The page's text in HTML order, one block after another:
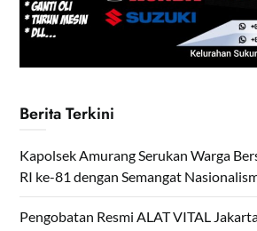
Berita Terkini
Kapolsek Amurang Serukan Warga
RI ke-81 dengan Semangat
Pengobatan Resmi ALAT VITAL